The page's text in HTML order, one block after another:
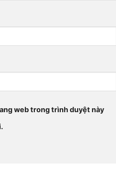
web trong trình duyệt này